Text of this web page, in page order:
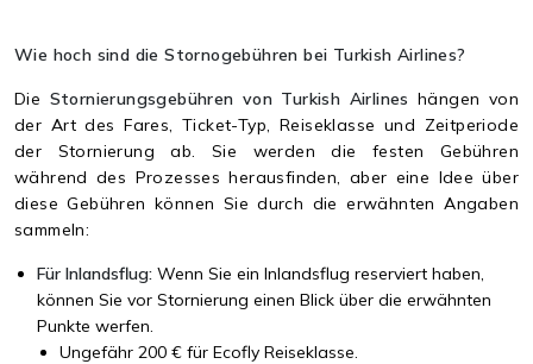
Wie hoch sind die Stornogebühren bei Turkish Airlines?
Die Stornierungsgebühren von Turkish Airlineshängen von
der Art des Fares, Ticket-Typ, Reiseklasse und Zeitperiode
der Stornierung ab. Sie werden die festen Gebühren
während des Prozesses herausfinden, aber eine Idee über
diese Gebühren können Sie durch die erwähnten Angaben
sammeln:
Für Inlandsflug: Wenn Sie ein Inlandsflug reserviert haben,
können Sie vor Stornierung einen Blick über die erwähnten
Punkte werfen.
Ungefähr 200 € für Ecofly Reiseklasse.